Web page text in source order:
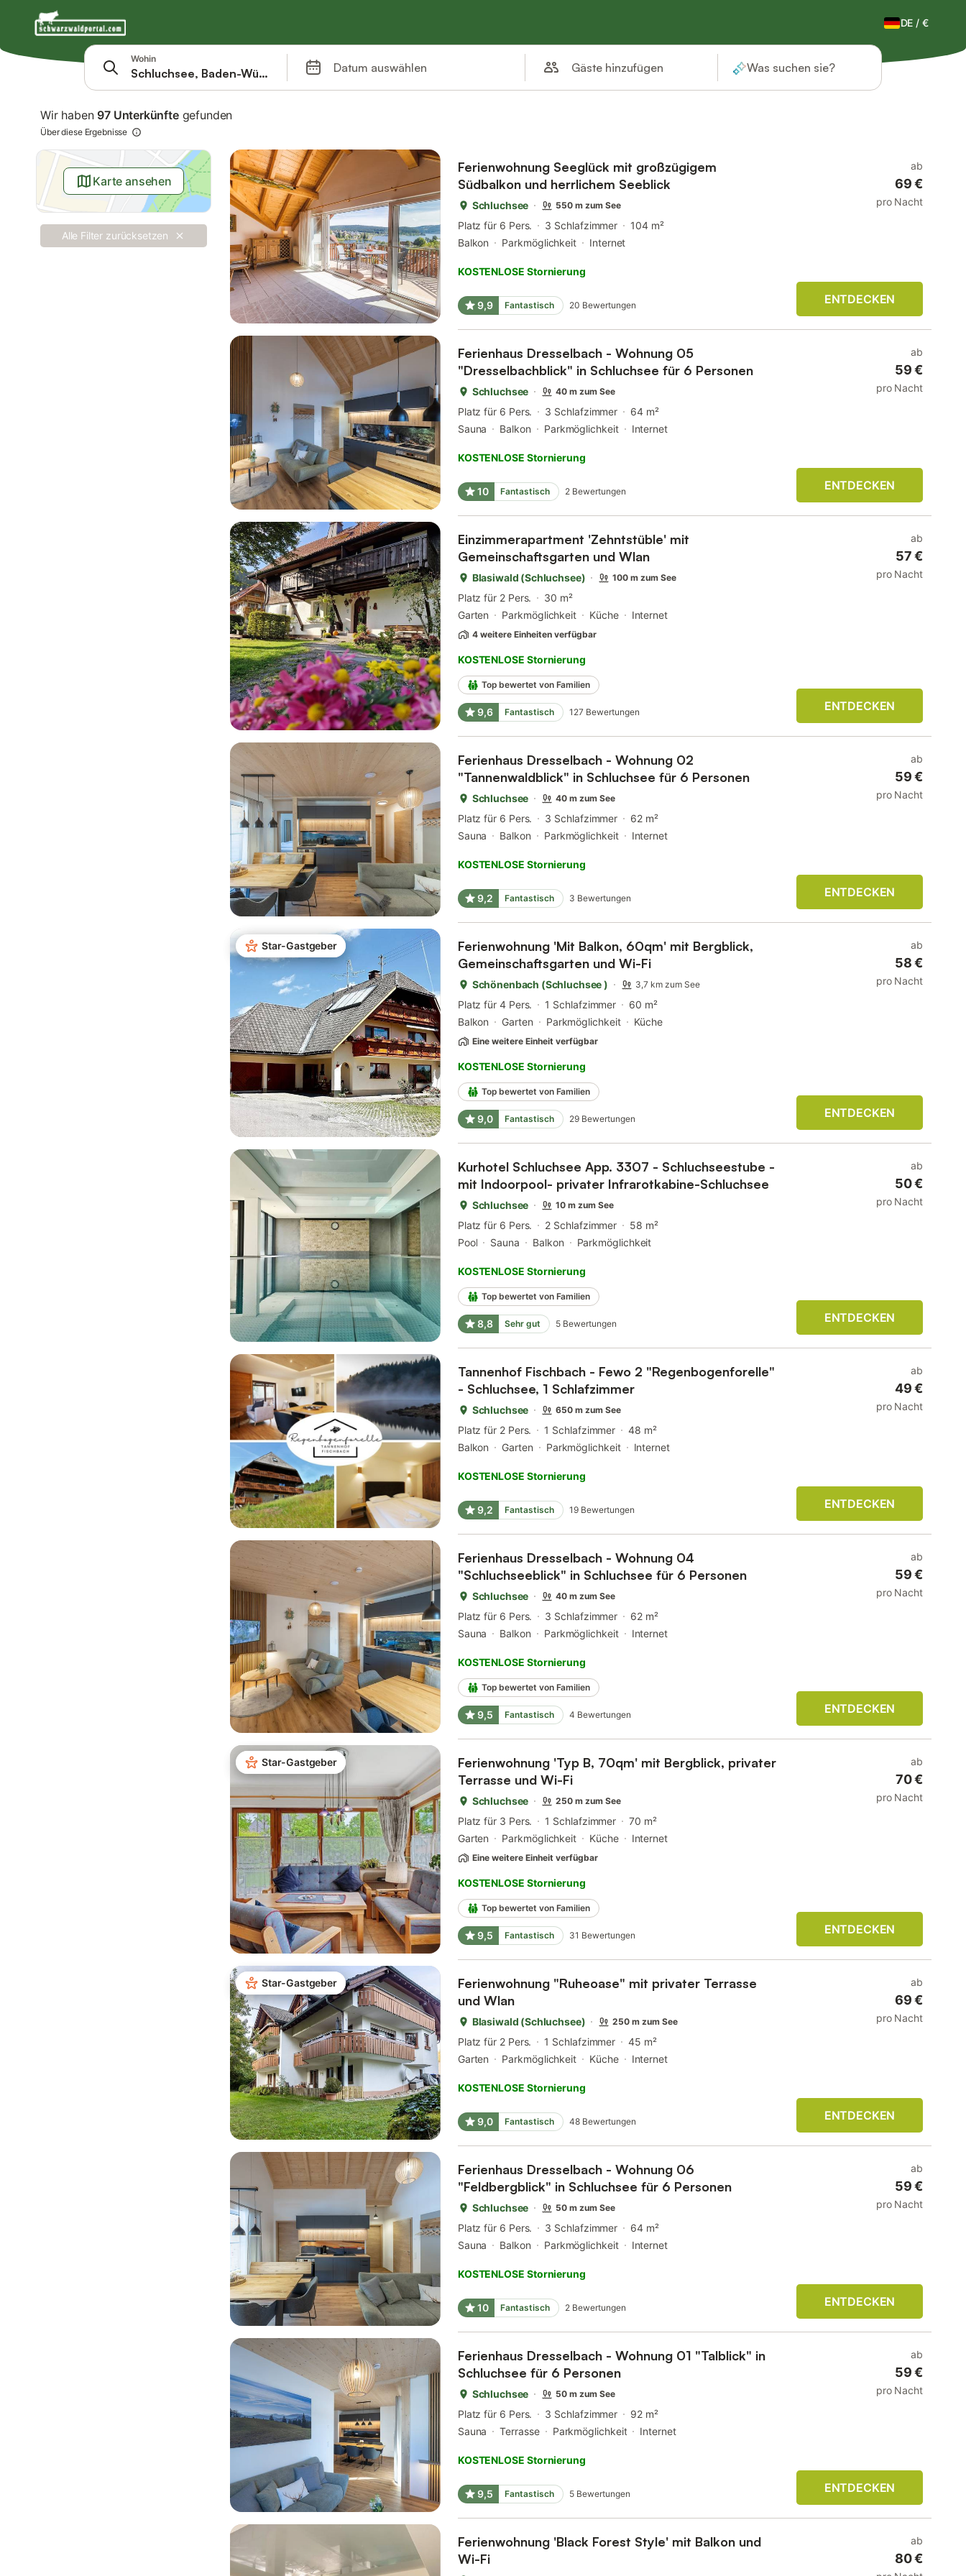
Springe zu
Suchleiste
Filter
DE /€
Wohin
Datum auswählen Gäste hinzufügen Was suchen sie?
Wir haben 97 Unterkünftegefunden
Über diese Ergebnisse
Karte ansehen
Alle Filter zurücksetzen
Ferienwohnung Seeglück mit großzügigem
Südbalkon und herrlichem Seeblick
Schluchsee 550 m zum See
Platz für 6 Pers. 3 Schlafzimmer
104 m²
Balkon
Parkmöglichkeit Internet
KOSTENLOSE Stornierung
9,9 Fantastisch 20 Bewertungen
ab
69 €
pro Nacht
ENTDECKEN
Ferienhaus Dresselbach - Wohnung 05
"Dresselbachblick" in Schluchsee für 6 Personen
Schluchsee 40 m zum See
Platz für 6 Pers. 3 Schlafzimmer
64 m²
Sauna
Balkon Parkmöglichkeit Internet
KOSTENLOSE Stornierung
10 Fantastisch 2 Bewertungen
ab
59 €
pro Nacht
ENTDECKEN
Einzimmerapartment 'Zehntstüble' mit
Gemeinschaftsgarten und Wlan
Blasiwald (Schluchsee) 100 m zum See
Platz für 2 Pers.
30 m²
Garten
Parkmöglichkeit Küche Internet
4 weitere Einheiten verfügbar
KOSTENLOSE Stornierung
Top bewertet von Familien
9,6 Fantastisch 127 Bewertungen
ab
57 €
pro Nacht
ENTDECKEN
Ferienhaus Dresselbach - Wohnung 02
"Tannenwaldblick" in Schluchsee für 6 Personen
Schluchsee 40 m zum See
Platz für 6 Pers. 3 Schlafzimmer
62 m²
Sauna
Balkon Parkmöglichkeit Internet
KOSTENLOSE Stornierung
9,2 Fantastisch 3 Bewertungen
ab
59 €
pro Nacht
ENTDECKEN
Star-Gastgeber
Ferienwohnung 'Mit Balkon, 60qm' mit Bergblick,
Gemeinschaftsgarten und Wi-Fi
Schönenbach (Schluchsee ) 3,7 km zum See
Platz für 4 Pers. 1 Schlafzimmer
60 m²
Balkon
Garten Parkmöglichkeit Küche
Eine weitere Einheit verfügbar
KOSTENLOSE Stornierung
Top bewertet von Familien
9,0 Fantastisch 29 Bewertungen
ab
58 €
pro Nacht
ENTDECKEN
Kurhotel Schluchsee App. 3307 - Schluchseestube -
mit Indoorpool- privater Infrarotkabine-Schluchsee
Schluchsee 10 m zum See
Platz für 6 Pers. 2 Schlafzimmer
58 m²
Pool
Sauna Balkon Parkmöglichkeit
KOSTENLOSE Stornierung
Top bewertet von Familien
8,8 Sehr gut 5 Bewertungen
ab
50 €
pro Nacht
ENTDECKEN
Tannenhof Fischbach - Fewo 2 "Regenbogenforelle"
- Schluchsee, 1 Schlafzimmer
Schluchsee 650 m zum See
Platz für 2 Pers. 1 Schlafzimmer
48 m²
Balkon
Garten Parkmöglichkeit Internet
KOSTENLOSE Stornierung
9,2 Fantastisch 19 Bewertungen
ab
49 €
pro Nacht
ENTDECKEN
Ferienhaus Dresselbach - Wohnung 04
"Schluchseeblick" in Schluchsee für 6 Personen
Schluchsee 40 m zum See
Platz für 6 Pers. 3 Schlafzimmer
62 m²
Sauna
Balkon Parkmöglichkeit Internet
KOSTENLOSE Stornierung
Top bewertet von Familien
9,5 Fantastisch 4 Bewertungen
ab
59 €
pro Nacht
ENTDECKEN
Star-Gastgeber
Ferienwohnung 'Typ B, 70qm' mit Bergblick, privater
Terrasse und Wi-Fi
Schluchsee 250 m zum See
Platz für 3 Pers. 1 Schlafzimmer
70 m²
Garten
Parkmöglichkeit Küche Internet
Eine weitere Einheit verfügbar
KOSTENLOSE Stornierung
Top bewertet von Familien
9,5 Fantastisch 31 Bewertungen
ab
70 €
pro Nacht
ENTDECKEN
Star-Gastgeber
Ferienwohnung "Ruheoase" mit privater Terrasse
und Wlan
Blasiwald (Schluchsee) 250 m zum See
Platz für 2 Pers. 1 Schlafzimmer
45 m²
Garten
Parkmöglichkeit Küche Internet
KOSTENLOSE Stornierung
9,0 Fantastisch 48 Bewertungen
ab
69 €
pro Nacht
ENTDECKEN
Ferienhaus Dresselbach - Wohnung 06
"Feldbergblick" in Schluchsee für 6 Personen
Schluchsee 50 m zum See
Platz für 6 Pers. 3 Schlafzimmer
64 m²
Sauna
Balkon Parkmöglichkeit Internet
KOSTENLOSE Stornierung
10 Fantastisch 2 Bewertungen
ab
59 €
pro Nacht
ENTDECKEN
Ferienhaus Dresselbach - Wohnung 01 "Talblick" in
Schluchsee für 6 Personen
Schluchsee 50 m zum See
Platz für 6 Pers. 3 Schlafzimmer
92 m²
Sauna
Terrasse Parkmöglichkeit Internet
KOSTENLOSE Stornierung
9,5 Fantastisch 5 Bewertungen
ab
59 €
pro Nacht
ENTDECKEN
Ferienwohnung 'Black Forest Style' mit Balkon und
Wi-Fi
ab
80 €